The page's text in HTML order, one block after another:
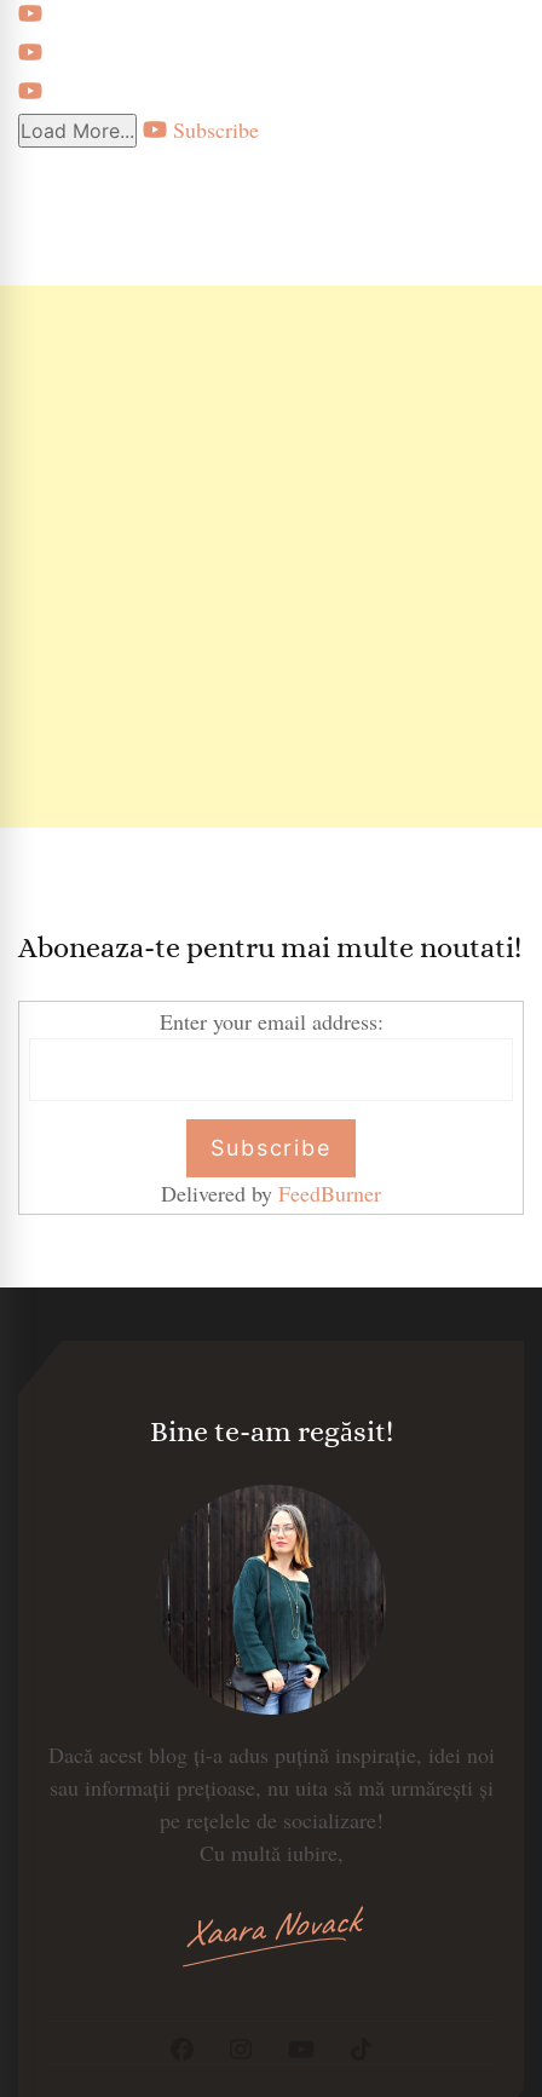
Load More... Subscribe
Aboneaza-te pentru mai multe noutati!
Enter your email address:
Delivered by FeedBurner
Bine te-am regăsit!
Dacă acest blog ți-a adus puțină inspirație, idei noi
sau informații prețioase, nu uita să mă urmărești și
pe rețelele de socializare!
Cu multă iubire,
Xaara Novack